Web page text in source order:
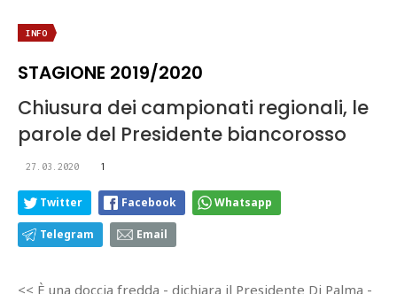
INFO
STAGIONE 2019/2020
Chiusura dei campionati regionali, le
parole del Presidente biancorosso
27.03.2020 1
Twitter Facebook Whatsapp
Telegram Email
<< È una doccia fredda - dichiara il Presidente Di Palma -